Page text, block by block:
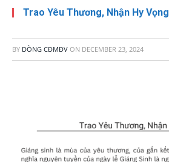
Trao Yêu Thương, Nhận Hy Vọng
BY DÒNG CĐMĐV ON DECEMBER 23, 2024